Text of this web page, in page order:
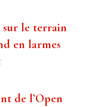
sur le terrain
en larmes
de l’Open